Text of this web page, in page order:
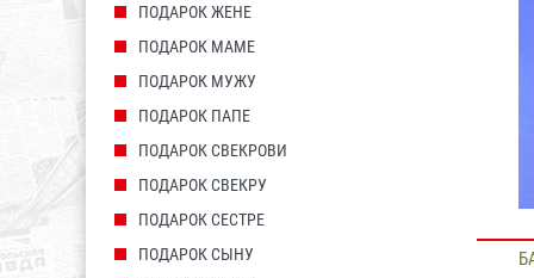
ПОДАРОК ЖЕНЕ
ПОДАРОК МАМЕ
ПОДАРОК МУЖУ
ПОДАРОК ПАПЕ
ПОДАРОК СВЕКРОВИ
ПОДАРОК СВЕКРУ
ПОДАРОК СЕСТРЕ
ПОДАРОК СЫНУ